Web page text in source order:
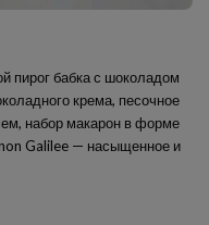
пирог бабка с шоколадом
крема, песочное
набор макарон в форме
Galilee — насыщенное и